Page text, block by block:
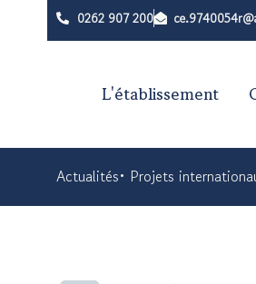
0262 907 200
L'établissement
Actualités• Projets